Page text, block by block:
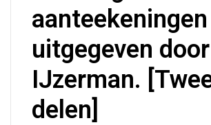
aanteekeningen
uitgegeven
IJzerman.
delen]